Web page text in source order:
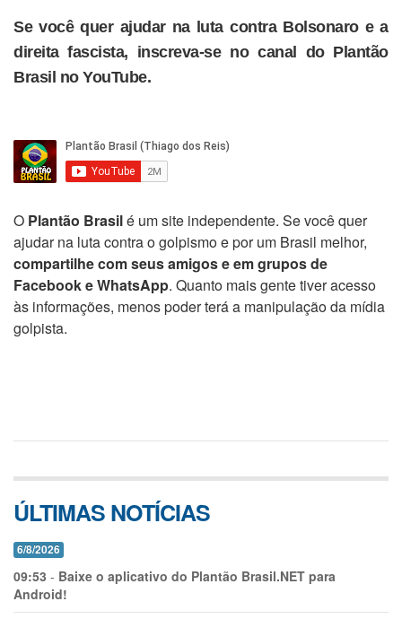
Se você quer ajudar na luta contra Bolsonaro e a
direita fascista, inscreva-se no canal do Plantão
Brasil no YouTube.
O Plantão Brasilé um site independente. Se você quer
ajudar na luta contra o golpismo e por um Brasil melhor,
compartilhe com seus amigos e em grupos de
Facebook e WhatsApp. Quanto mais gente tiver acesso
às informações, menos poder terá a manipulação da mídia
golpista.
ÚLTIMAS NOTÍCIAS
6/8/2026
09:53 - Baixe o aplicativo do Plantão Brasil.NET para
Android!